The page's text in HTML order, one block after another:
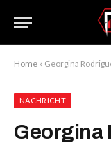
Home » Georgina
NACHRICHT
Georgina